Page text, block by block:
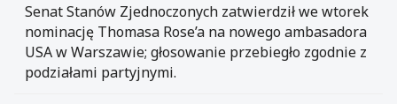
Senat Stanów Zjednoczonych zatwierdził we wtorek
nominację Thomasa Rose’a na nowego ambasadora
USA w Warszawie; głosowanie przebiegło zgodnie z
podziałami partyjnymi.